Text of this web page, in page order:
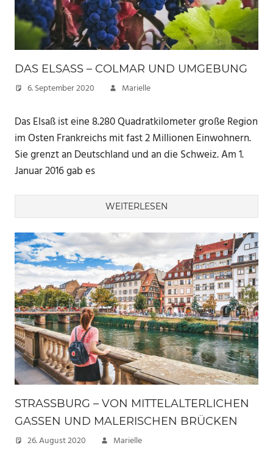
DAS ELSASS – COLMAR UND UMGEBUNG
6. September 2020 Marielle
Das Elsaß ist eine 8.280 Quadratkilometer große Region
im Osten Frankreichs mit fast 2 Millionen Einwohnern.
Sie grenzt an Deutschland und an die Schweiz. Am 1.
Januar 2016 gab es
WEITERLESEN
STRASSBURG – VON MITTELALTERLICHEN G
ASSEN UND MALERISCHEN BRÜCKEN
26. August 2020 Marielle